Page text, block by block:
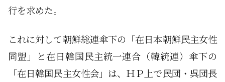
行を求めた。
これに対して朝鮮総連傘下の「在日本朝鮮民主女性
同盟」と在日韓国民主統一連合（韓統連）傘下の
「在日韓国民主女性会」は、ＨＰ上で民団・呉団長